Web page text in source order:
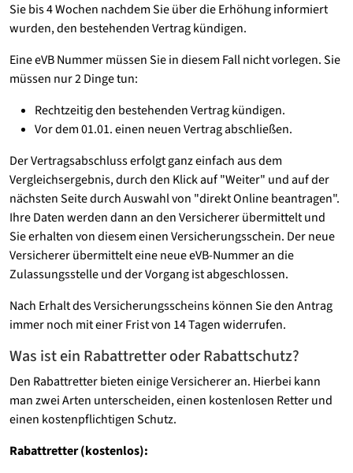
Sie bis 4 Wochen nachdem Sie über die Erhöhung informiert
wurden, den bestehenden Vertrag kündigen.
Eine eVB Nummer müssen Sie in diesem Fall nicht vorlegen. Sie
müssen nur 2 Dinge tun:
Rechtzeitig den bestehenden Vertrag kündigen.
Vor dem 01.01. einen neuen Vertrag abschließen.
Der Vertragsabschluss erfolgt ganz einfach aus dem
Vergleichsergebnis, durch den Klick auf "Weiter" und auf der
nächsten Seite durch Auswahl von "direkt Online beantragen".
Ihre Daten werden dann an den Versicherer übermittelt und
Sie erhalten von diesem einen Versicherungsschein. Der neue
Versicherer übermittelt eine neue eVB-Nummer an die
Zulassungsstelle und der Vorgang ist abgeschlossen.
Nach Erhalt des Versicherungsscheins können Sie den Antrag
immer noch mit einer Frist von 14 Tagen widerrufen.
Was ist ein Rabattretter oder Rabattschutz?
Den Rabattretter bieten einige Versicherer an. Hierbei kann
man zwei Arten unterscheiden, einen kostenlosen Retter und
einen kostenpflichtigen Schutz.
Rabattretter (kostenlos):